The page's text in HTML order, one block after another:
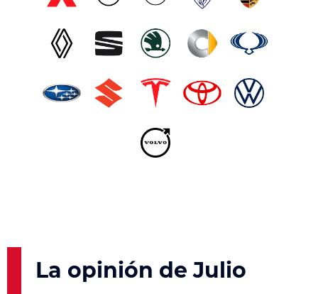
La opinión de Julio